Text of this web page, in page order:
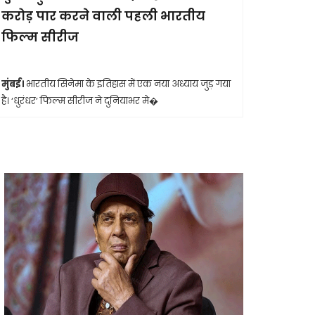
करोड़ पार करने वाली पहली भारतीय
फिल्म सीरीज
मुंबई। भारतीय सिनेमा के इतिहास में एक नया अध्याय जुड़ गया
है। ‘धुरंधर’ फिल्म सीरीज ने दुनियाभर मे�